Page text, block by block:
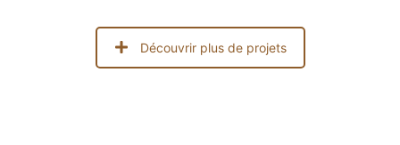
Découvrir plus de projets